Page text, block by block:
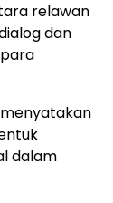
relawan
dan
menyatakan
dalam